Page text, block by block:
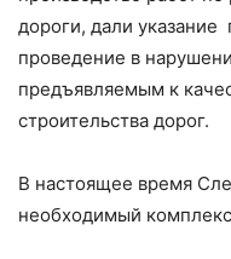
дороги, дали
проведение в
предъявляемым к
строительства дорог.
В настоящее время
необходимый